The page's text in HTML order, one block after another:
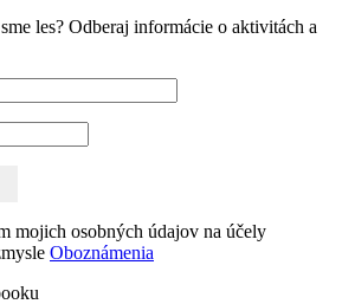
les? Odberaj informácie o aktivitách a
mojich osobných údajov na účely
Oboznámenia